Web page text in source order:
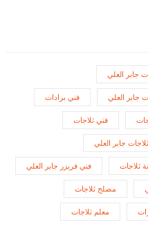
جابر العلي
جابر العلي فني برادات
فني ثلاجات
جابر العلي
ثلاجات فني فريزر جابر العلي
مصلح ثلاجات
معلم ثلاجات